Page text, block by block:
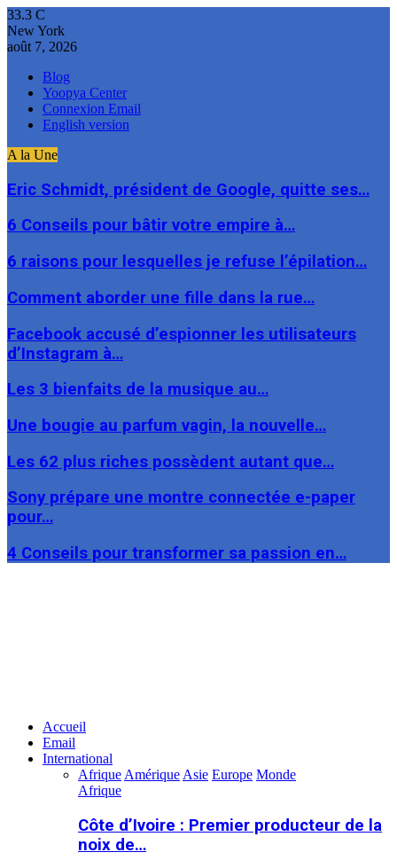
33.3 C
New York
août 7, 2026
Blog
Yoopya Center
Connexion Email
English version
A la Une
Eric Schmidt, président de Google, quitte ses…
6 Conseils pour bâtir votre empire à…
6 raisons pour lesquelles je refuse l’épilation…
Comment aborder une fille dans la rue…
Facebook accusé d’espionner les utilisateurs
d’Instagram à…
Les 3 bienfaits de la musique au…
Une bougie au parfum vagin, la nouvelle…
Les 62 plus riches possèdent autant que…
Sony prépare une montre connectée e-paper
pour…
4 Conseils pour transformer sa passion en…
Accueil
Email
International
Afrique Amérique Asie Europe Monde
Afrique
Côte d’Ivoire : Premier producteur de la
noix de…